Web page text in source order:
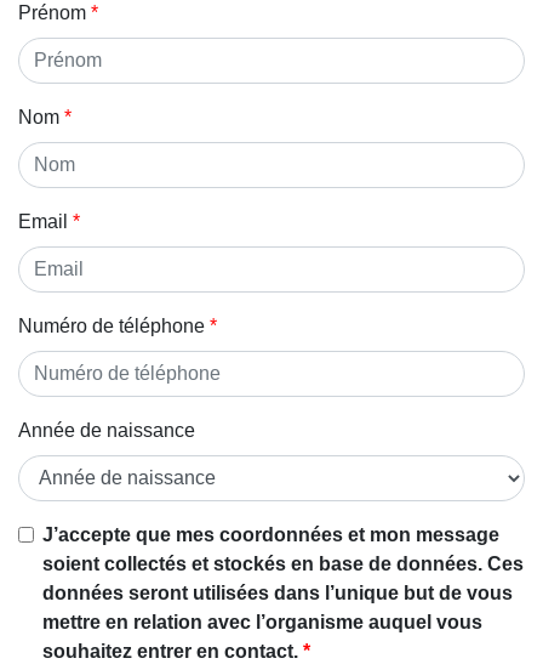
Prénom
Nom
Email
Numéro de téléphone
Année de naissance
J’accepte que mes coordonnées et mon message
soient collectés et stockés en base de données. Ces
données seront utilisées dans l’unique but de vous
mettre en relation avec l’organisme auquel vous
souhaitez entrer en contact.